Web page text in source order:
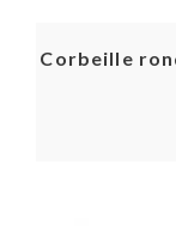
Corbeille